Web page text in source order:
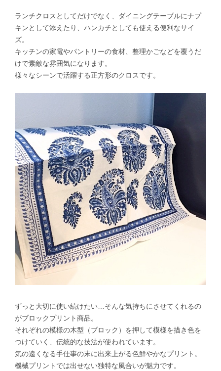
ランチクロスとしてだけでなく、ダイニングテーブルにナプ
キンとして添えたり、ハンカチとしても使える便利なサイ
ズ。
キッチンの家電やパントリーの食材、整理かごなどを覆うだ
けで素敵な雰囲気になります。
様々なシーンで活躍する正方形のクロスです。
ずっと大切に使い続けたい…そんな気持ちにさせてくれるの
がブロックプリント商品。
それぞれの模様の木型（ブロック）を押して模様を描き色を
つけていく、伝統的な技法が使われています。
気の遠くなる手仕事の末に出来上がる色鮮やかなプリント。
機械プリントでは出せない独特な風合いが魅力です。